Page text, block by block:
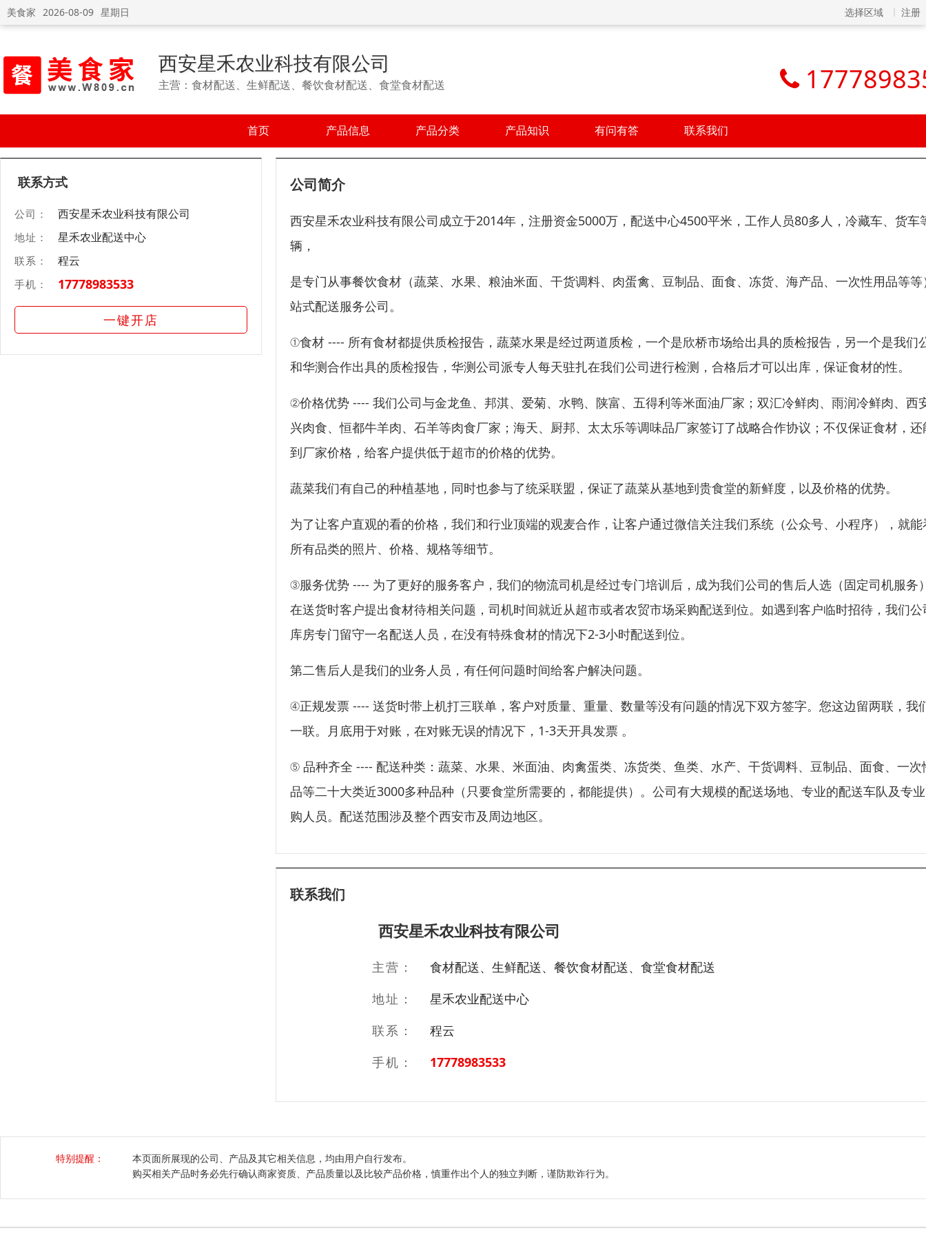
美食家 2026-08-09 星期日 选择区域 注册
西安星禾农业科技有限公司
主营：食材配送、生鲜配送、餐饮食材配送、食堂食材配送
首页 产品信息 产品分类 产品知识 有问有答 联系我们
联系方式
公司： 西安星禾农业科技有限公司
地址： 星禾农业配送中心
联系： 程云
手机： 17778983533
一键开店
公司简介
西安星禾农业科技有限公司成立于2014年，注册资金5000万，配送中心4500平米，工作人员80多人，冷藏车、货车
辆，
是专门从事餐饮食材（蔬菜、水果、粮油米面、干货调料、肉蛋禽、豆制品、面食、冻货、海产品、一次性用品等等
站式配送服务公司。
①食材 ---- 所有食材都提供质检报告，蔬菜水果是经过两道质检，一个是欣桥市场给出具的质检报告，另一个是我们
和华测合作出具的质检报告，华测公司派专人每天驻扎在我们公司进行检测，合格后才可以出库，保证食材的性。
②价格优势 ---- 我们公司与金龙鱼、邦淇、爱菊、水鸭、陕富、五得利等米面油厂家；双汇冷鲜肉、雨润冷鲜肉、西
兴肉食、恒都牛羊肉、石羊等肉食厂家；海天、厨邦、太太乐等调味品厂家签订了战略合作协议；不仅保证食材，还
到厂家价格，给客户提供低于超市的价格的优势。
蔬菜我们有自己的种植基地，同时也参与了统采联盟，保证了蔬菜从基地到贵食堂的新鲜度，以及价格的优势。
为了让客户直观的看的价格，我们和行业顶端的观麦合作，让客户通过微信关注我们系统（公众号、小程序），就能
所有品类的照片、价格、规格等细节。
③服务优势 ---- 为了更好的服务客户，我们的物流司机是经过专门培训后，成为我们公司的售后人选（固定司机服务
在送货时客户提出食材待相关问题，司机时间就近从超市或者农贸市场采购配送到位。如遇到客户临时招待，我们公
库房专门留守一名配送人员，在没有特殊食材的情况下2-3小时配送到位。
第二售后人是我们的业务人员，有任何问题时间给客户解决问题。
④正规发票 ---- 送货时带上机打三联单，客户对质量、重量、数量等没有问题的情况下双方签字。您这边留两联，我
一联。月底用于对账，在对账无误的情况下，1-3天开具发票 。
⑤ 品种齐全 ---- 配送种类：蔬菜、水果、米面油、肉禽蛋类、冻货类、鱼类、水产、干货调料、豆制品、面食、一次
品等二十大类近3000多种品种（只要食堂所需要的，都能提供）。公司有大规模的配送场地、专业的配送车队及专
购人员。配送范围涉及整个西安市及周边地区。
联系我们
西安星禾农业科技有限公司
主营：
食材配送、生鲜配送、餐饮食材配送、食堂食材配送
地址：
星禾农业配送中心
联系：
程云
手机：
17778983533
特别提醒：
本页面所展现的公司、产品及其它相关信息，均由用户自行发布。
购买相关产品时务必先行确认商家资质、产品质量以及比较产品价格，慎重作出个人的独立判断，谨防欺诈行为。